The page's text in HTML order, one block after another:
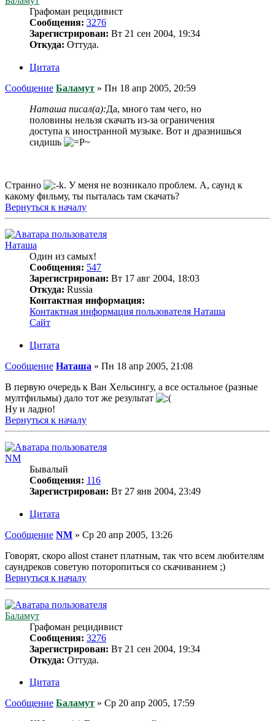
Графоман рецидивист
Сообщения: 3276
Зарегистрирован: Вт 21 сен 2004, 19:34
Откуда: Оттуда.
Цитата
Сообщение Баламут » Пн 18 апр 2005, 20:59
Наташа писал(а):Да, много там чего, но
половины нельзя скачать из-за ограничения
доступа к иностранной музыке. Вот и дразнишься
сидишь
Странно
. У меня не возникало проблем. А, саунд к
какому фильму, ты пыталась там скачать?
Вернуться к началу
Наташа
Один из самых!
Сообщения: 547
Зарегистрирован: Вт 17 авг 2004, 18:03
Откуда: Russia
Контактная информация:
Контактная информация пользователя Наташа
Сайт
Цитата
Сообщение Наташа » Пн 18 апр 2005, 21:08
В первую очередь к Ван Хельсингу, а все остальное (разные
мултфильмы) дало тот же результат
Ну и ладно!
Вернуться к началу
NM
Бывалый
Сообщения: 116
Зарегистрирован: Вт 27 янв 2004, 23:49
Цитата
Сообщение NM » Ср 20 апр 2005, 13:26
Говорят, скоро allost станет платным, так что всем любителям
саундреков советую поторопиться со скачиванием ;)
Вернуться к началу
Баламут
Графоман рецидивист
Сообщения: 3276
Зарегистрирован: Вт 21 сен 2004, 19:34
Откуда: Оттуда.
Цитата
Сообщение Баламут » Ср 20 апр 2005, 17:59